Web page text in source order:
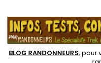
randonnée légère
BLOG RANDONNEURS, pour